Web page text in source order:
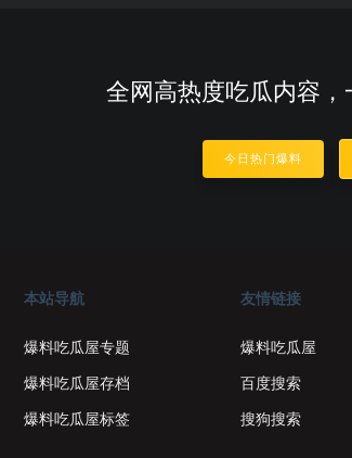
全网高热度吃瓜内容
今日热门爆料
本站导航
爆料吃瓜屋专题
爆料吃瓜屋存档
爆料吃瓜屋标签
友情链接
爆料吃瓜屋
百度搜索
搜狗搜索